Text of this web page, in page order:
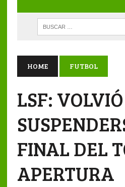
HOME FUTBOL
LSF:
FINAL DEL
APERTURA